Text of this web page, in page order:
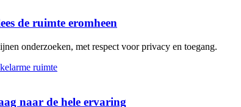
de ruimte eromheen
onderzoeken, met respect voor privacy en toegang.
naar de hele ervaring